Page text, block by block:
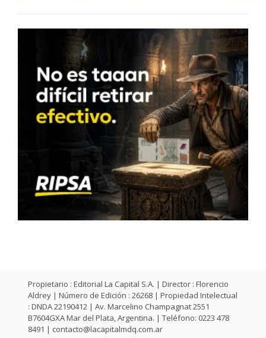
Propietario : Editorial La Capital S.A. | Director : Florencio
Aldrey | Número de Edición : 26268 | Propiedad Intelectual
: DNDA 22190412 | Av. Marcelino Champagnat 2551
B7604GXA Mar del Plata, Argentina. | Teléfono: 0223 478
8491 | contacto@lacapitalmdq.com.ar